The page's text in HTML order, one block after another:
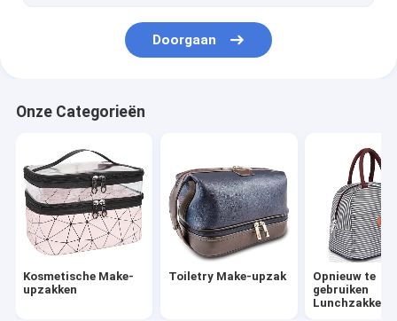
Tarpaulin Tote Bag
Hangende Verpakkingsorganisator
Het satijn werpt Hoofdkussens
Polyester Gevulde Dieren
De Rugzakken van de huisdierendrager
Doorgaan
Onze Categorieën
Kosmetische Make-
upzakken
Toiletry Make-upzak
Opnieuw te
gebruiken
Lunchzakken